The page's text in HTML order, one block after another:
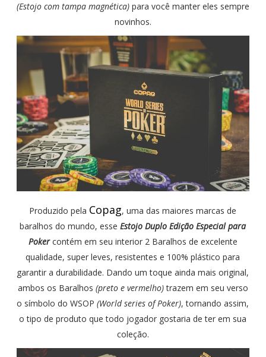
(Estojo com tampa magnética)para você manter eles sempre
novinhos.
Produzido pela Copag, uma das maiores marcas de
baralhos do mundo, esseEstojo Duplo Edição Especial para
Pokercontém em seu interior 2 Baralhos de excelente
qualidade, super leves, resistentes e 100% plástico para
garantir a durabilidade. Dando um toque ainda mais original,
ambos os Baralhos (preto e vermelho)trazem em seu verso
o símbolo do WSOP(World series of Poker), tornando assim,
o tipo de produto que todo jogador gostaria de ter em sua
coleção.